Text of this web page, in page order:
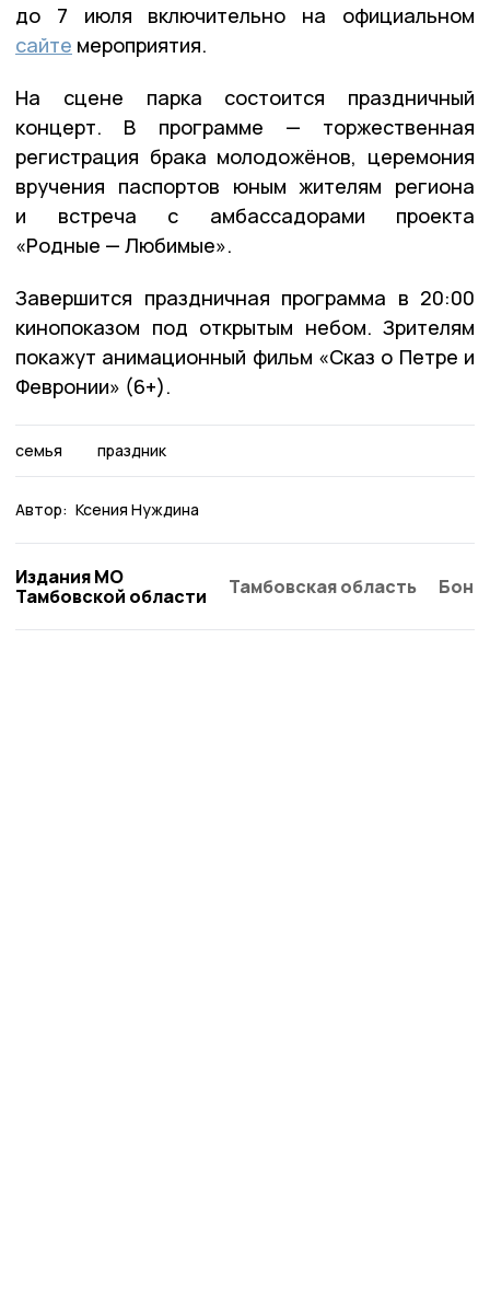
до 7 июля включительно на официальном
сайте мероприятия.
На сцене парка состоится праздничный
концерт. В программе — торжественная
регистрация брака молодожёнов, церемония
вручения паспортов юным жителям региона
и встреча с амбассадорами проекта
«Родные — Любимые».
Завершится праздничная программа в 20:00
кинопоказом под открытым небом. Зрителям
покажут анимационный фильм «Сказ о Петре и
Февронии» (6+).
семья праздник
Автор: Ксения Нуждина
Издания МО
Тамбовской области
Тамбовская область